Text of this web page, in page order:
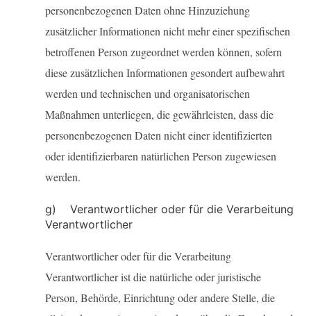
personenbezogenen Daten ohne Hinzuziehung
zusätzlicher Informationen nicht mehr einer spezifischen
betroffenen Person zugeordnet werden können, sofern
diese zusätzlichen Informationen gesondert aufbewahrt
werden und technischen und organisatorischen
Maßnahmen unterliegen, die gewährleisten, dass die
personenbezogenen Daten nicht einer identifizierten
oder identifizierbaren natürlichen Person zugewiesen
werden.
g) Verantwortlicher oder für die Verarbeitung
Verantwortlicher
Verantwortlicher oder für die Verarbeitung
Verantwortlicher ist die natürliche oder juristische
Person, Behörde, Einrichtung oder andere Stelle, die